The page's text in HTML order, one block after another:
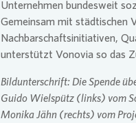
Unternehmen bundesweit
Gemeinsam mit städtischen
Nachbarschaftsinitiativen,
unterstützt Vonovia so das
Bildunterschrift: Die Spende
Guido Wielspütz (links) vom
Monika Jähn (rechts) vom